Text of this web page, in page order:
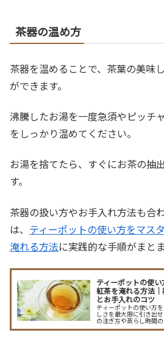
茶器の温め方
茶器を温めることで、茶葉の美味
ができます。
沸騰したお湯を一度急須やピッチ
をしっかり温めてください。
お湯を捨てたら、すぐにお茶の抽
す。
茶器の扱い方やお手入れ方法も合
は、 ティーポットの使い方をマス
淹れる方法に実践的な手順がまと
ティーポットの使
紅茶を淹れる方法
とお手入れのコツ
ティーポットの使い方
しさを最大限に引き出
の注ぎ方や蒸らし時間
方法まで豊富な情報を
らに豊かになります。